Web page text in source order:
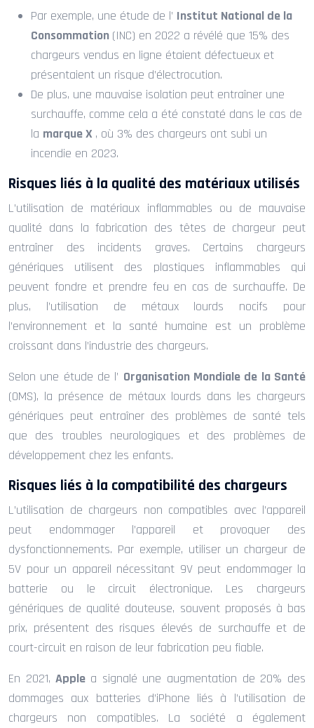
Par exemple, une étude de l’ Institut National de la
Consommation (INC) en 2022 a révélé que 15% des
chargeurs vendus en ligne étaient défectueux et
présentaient un risque d’électrocution.
De plus, une mauvaise isolation peut entraîner une
surchauffe, comme cela a été constaté dans le cas de
la marque X , où 3% des chargeurs ont subi un
incendie en 2023.
Risques liés à la qualité des matériaux utilisés
L’utilisation de matériaux inflammables ou de mauvaise
qualité dans la fabrication des têtes de chargeur peut
entraîner des incidents graves. Certains chargeurs
génériques utilisent des plastiques inflammables qui
peuvent fondre et prendre feu en cas de surchauffe. De
plus, l’utilisation de métaux lourds nocifs pour
l’environnement et la santé humaine est un problème
croissant dans l’industrie des chargeurs.
Selon une étude de l’ Organisation Mondiale de la Santé
(OMS), la présence de métaux lourds dans les chargeurs
génériques peut entraîner des problèmes de santé tels
que des troubles neurologiques et des problèmes de
développement chez les enfants.
Risques liés à la compatibilité des chargeurs
L’utilisation de chargeurs non compatibles avec l’appareil
peut endommager l’appareil et provoquer des
dysfonctionnements. Par exemple, utiliser un chargeur de
5V pour un appareil nécessitant 9V peut endommager la
batterie ou le circuit électronique. Les chargeurs
génériques de qualité douteuse, souvent proposés à bas
prix, présentent des risques élevés de surchauffe et de
court-circuit en raison de leur fabrication peu fiable.
En 2021,Apple a signalé une augmentation de 20% des
dommages aux batteries d’iPhone liés à l’utilisation de
chargeurs non compatibles. La société a également